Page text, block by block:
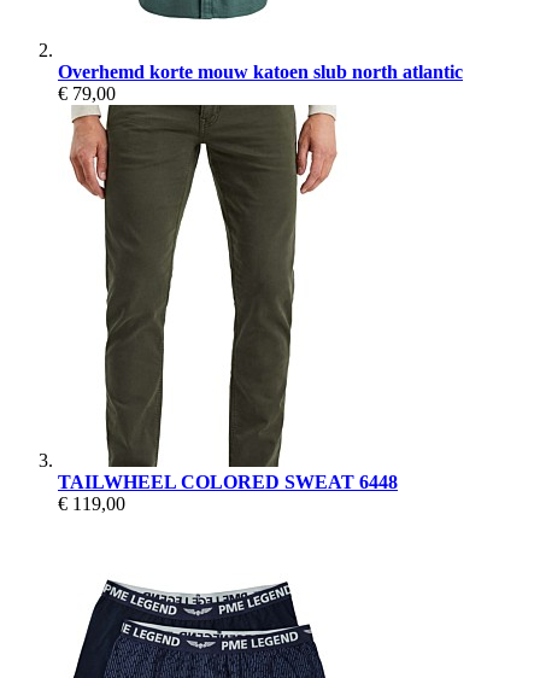
Overhemd korte mouw katoen slub north atlantic
€ 79,00
TAILWHEEL COLORED SWEAT 6448
€ 119,00